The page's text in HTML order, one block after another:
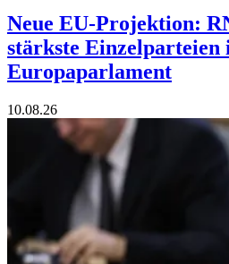
Neue EU-Projektion:
stärkste Einzelparteien
Europaparlament
10.08.26